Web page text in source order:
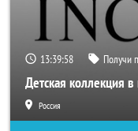
13:39:56 Получи
Детская коллекция в
Россия